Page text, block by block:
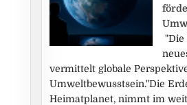
"Die
vermittelt globale
Umweltbewusstsein."Die
Heimatplanet, nimmt im